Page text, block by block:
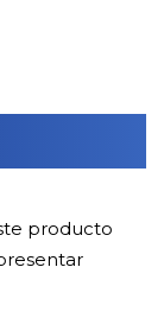
producto